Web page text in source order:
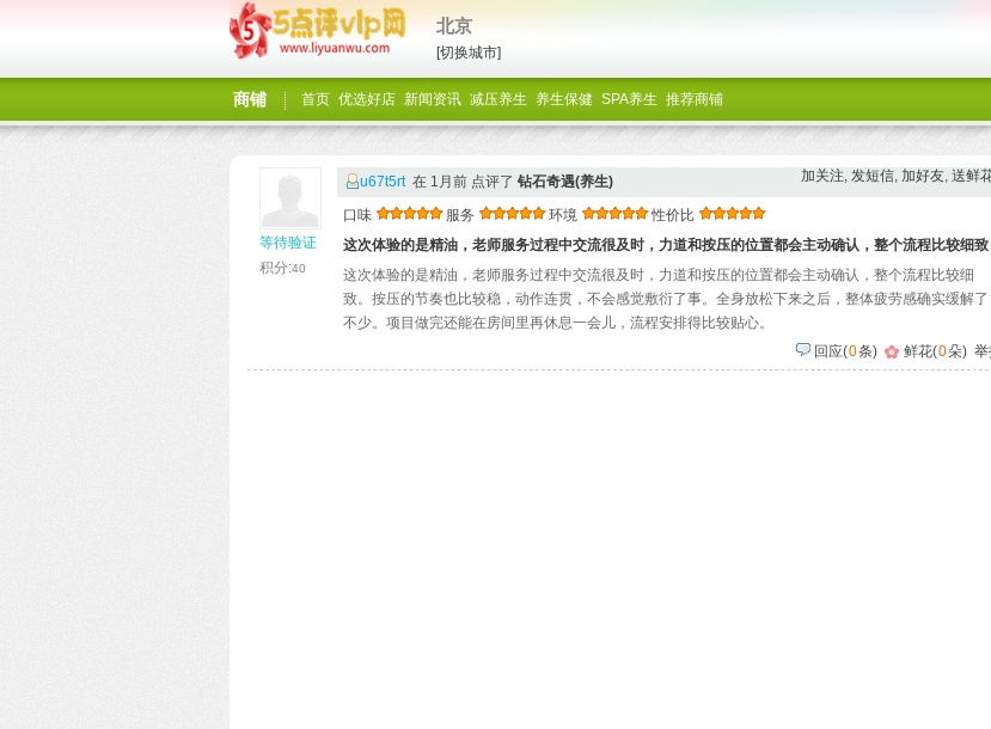
北京
[切换城市]
商铺 首页 优选好店 新闻资讯 减压养生 养生保健 SPA养生 推荐商铺
等待验证
积分:40
加关注, 发短信, 加好友, 送鲜
u67t5rt在 1月前 点评了 钻石奇遇(养生)
口味
服务 环境
性价比
这次体验的是精油，老师服务过程中交流很及时，力道和按压的位置都会主动确认，整个流程比较细致
这次体验的是精油，老师服务过程中交流很及时，力道和按压的位置都会主动确认，整个流程比较细
致。按压的节奏也比较稳，动作连贯，不会感觉敷衍了事。全身放松下来之后，整体疲劳感确实缓解了
不少。项目做完还能在房间里再休息一会儿，流程安排得比较贴心。
回应(0条) 鲜花(0朵) 举